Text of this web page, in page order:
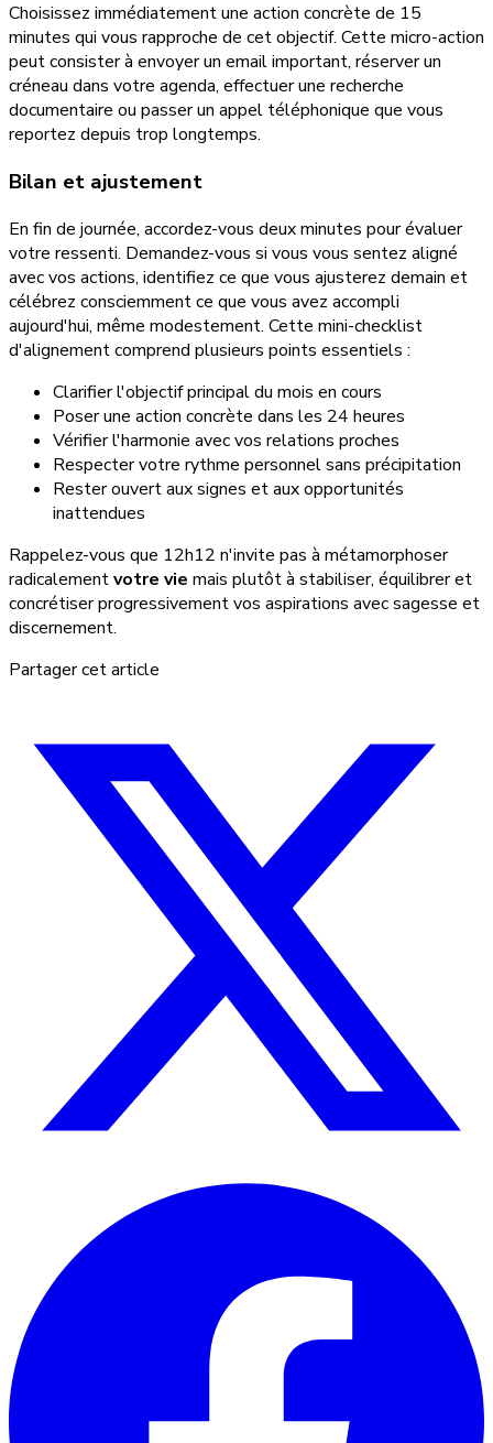
Choisissez immédiatement une action concrète de 15
minutes qui vous rapproche de cet objectif. Cette micro-action
peut consister à envoyer un email important, réserver un
créneau dans votre agenda, effectuer une recherche
documentaire ou passer un appel téléphonique que vous
reportez depuis trop longtemps.
Bilan et ajustement
En fin de journée, accordez-vous deux minutes pour évaluer
votre ressenti. Demandez-vous si vous vous sentez aligné
avec vos actions, identifiez ce que vous ajusterez demain et
célébrez consciemment ce que vous avez accompli
aujourd'hui, même modestement. Cette mini-checklist
d'alignement comprend plusieurs points essentiels :
Clarifier l'objectif principal du mois en cours
Poser une action concrète dans les 24 heures
Vérifier l'harmonie avec vos relations proches
Respecter votre rythme personnel sans précipitation
Rester ouvert aux signes et aux opportunités
inattendues
Rappelez-vous que 12h12 n'invite pas à métamorphoser
radicalementvotre vie mais plutôt à stabiliser, équilibrer et
concrétiser progressivement vos aspirations avec sagesse et
discernement.
Partager cet article